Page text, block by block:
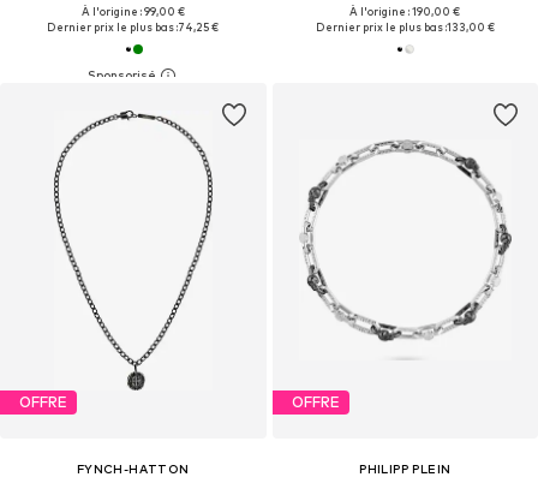
À l'origine : 99,00 €
Dernier prix le plus bas :74,25 €
À l'origine : 190,00 €
Dernier prix le plus bas :133,00 €
OFFRE
FYNCH-HATTON
OFFRE
PHILIPP PLEIN